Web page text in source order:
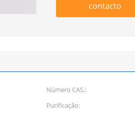
contacto
Número CAS.:
Purificação: